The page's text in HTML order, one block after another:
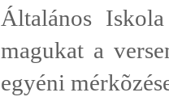
Általános
magukat a
egyéni